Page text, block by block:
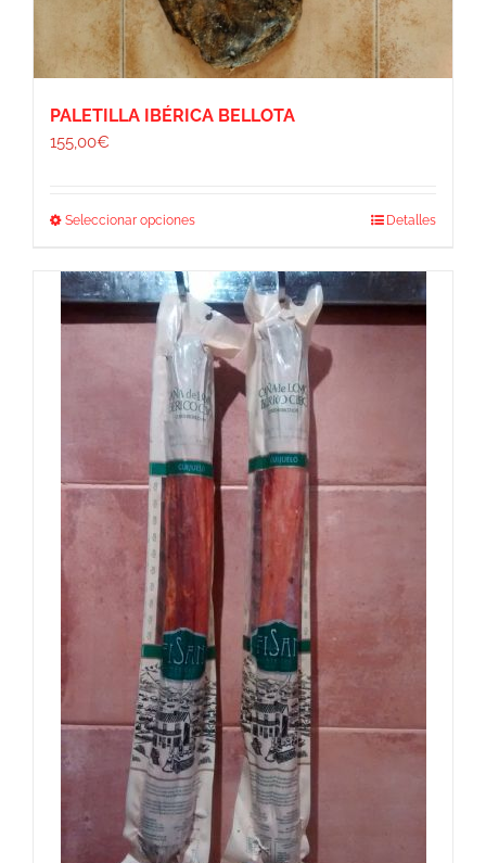
PALETILLA IBÉRICA BELLOTA
155,00€
Seleccionar opcionesEste
múltiples
variantes.
Las
opciones
se
pueden
elegir
en
la
página
de
producto
Detalles